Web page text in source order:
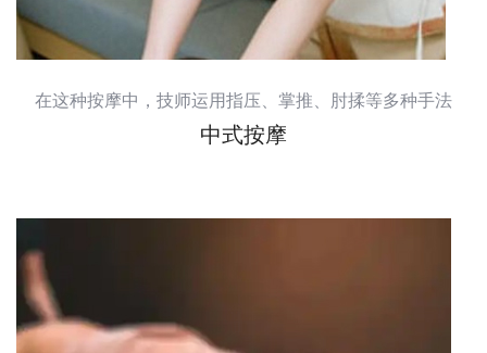
在这种按摩中，技师运用指压、掌推、肘揉等多种手法
中式按摩